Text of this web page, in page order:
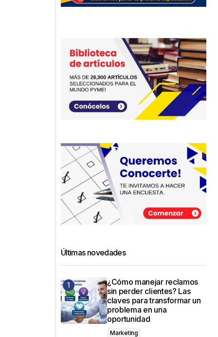
Últimas novedades
¿Cómo manejar reclamos
sin perder clientes? Las
claves para transformar un
problema en una
oportunidad
Marketing